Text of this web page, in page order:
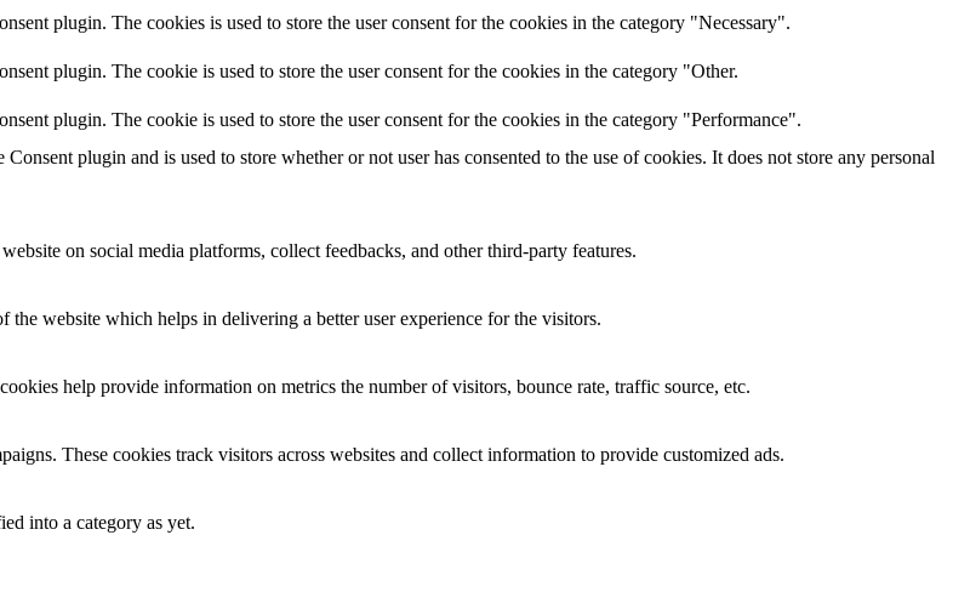
plugin. The cookies is used to store the user consent for the cookies in the category "Necessary".
plugin. The cookie is used to store the user consent for the cookies in the category "Other.
plugin. The cookie is used to store the user consent for the cookies in the category "Performance".
plugin and is used to store whether or not user has consented to the use of cookies. It does not store any personal
on social media platforms, collect feedbacks, and other third-party features.
the website which helps in delivering a better user experience for the visitors.
help provide information on metrics the number of visitors, bounce rate, traffic source, etc.
These cookies track visitors across websites and collect information to provide customized ads.
into a category as yet.